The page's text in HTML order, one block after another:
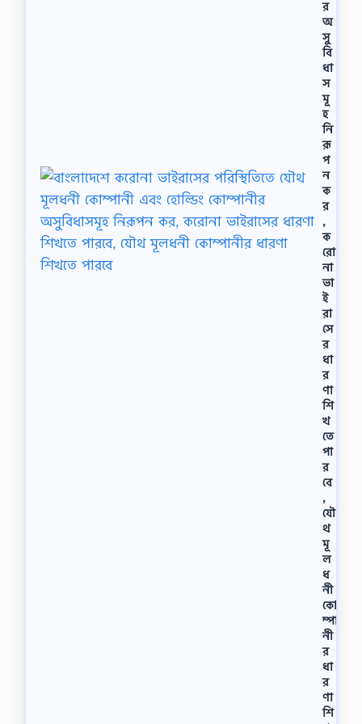
ম্যা
ল
…
র
অ
সু
বি
ধা
স
মূ
হ
নি
রূ
প
ন
ক
র
,
ক
রো
না
ভা
ই
রা
সে
র
ধা
র
ণা
শি
খ
তে
পা
র
বে
,
যৌ
থ
মূ
ল
ধ
নী
কো
ম্পা
নী
র
ধা
র
ণা
শি